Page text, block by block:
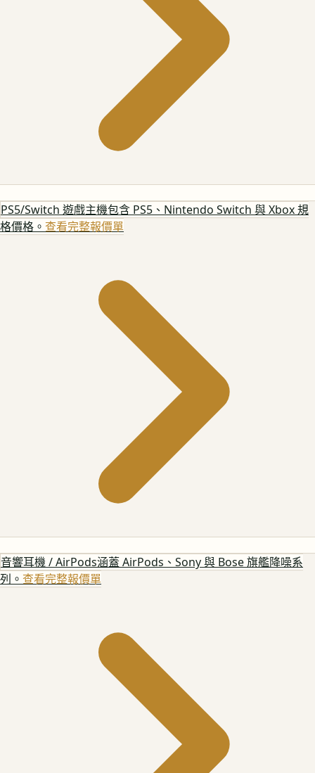
PS5/Switch 遊戲主機包含 PS5、Nintendo Switch 與 Xbox 規
格價格。 查看完整報價單
音響耳機 / AirPods涵蓋 AirPods、Sony 與 Bose 旗艦降噪系
列。 查看完整報價單